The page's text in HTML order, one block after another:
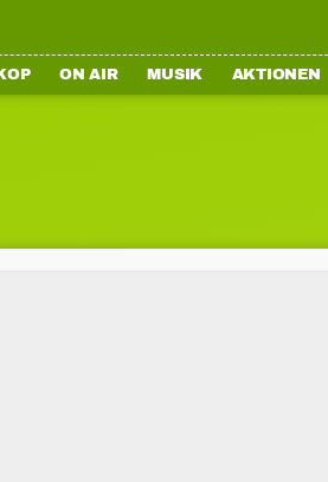
ON AIR MUSIK AKTIONEN